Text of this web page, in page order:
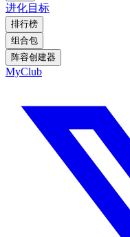
进化目标
排行榜
组合包
阵容创建器
MyClub